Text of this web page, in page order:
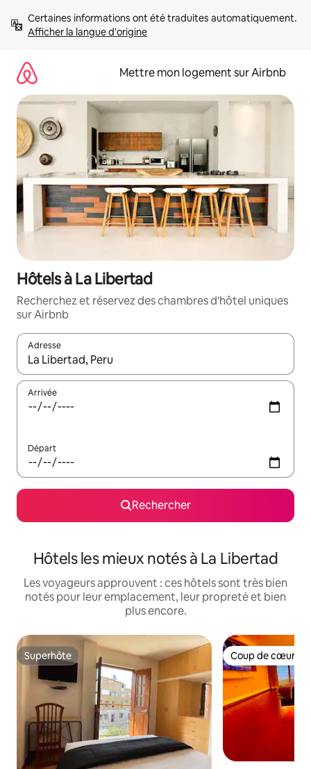
directement
Afficher la langue d'origine
Mettre mon logement sur Airbnb
Hôtels à La Libertad
Recherchez et réservez des chambres d'hôtel uniques
sur Airbnb
Adresse
Lorsque les résultats s'affichent, utilisez les flèches vers le
Arrivée
Départ
Rechercher
Hôtels les mieux notés à La Libertad
Les voyageurs approuvent : ces hôtels sont très bien
notés pour leur emplacement, leur propreté et bien
plus encore.
Superhôte
Superhôte Coup de cœur
Coup de cœur